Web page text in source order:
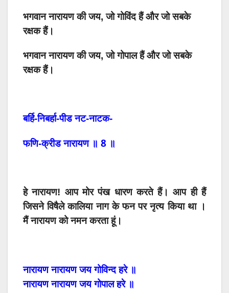
भगवान नारायण की जय, जो गोविंद हैं और जो सबके
रक्षक हैं।
भगवान नारायण की जय, जो गोपाल हैं और जो सबके
रक्षक हैं।
बर्हि-निबर्हा-पीड नट-नाटक-
फणि-क्रीड नारायण ॥ 8 ॥
हे नारायण! आप मोर पंख धारणकरते हैं। आप ही हैं
जिसने विषैले कालियानागके फन पर नृत्य किया था ।
मैं नारायण को नमन करता हूं।
नारायण नारायण जय गोविन्द हरे ॥
नारायण नारायण जय गोपाल हरे ॥